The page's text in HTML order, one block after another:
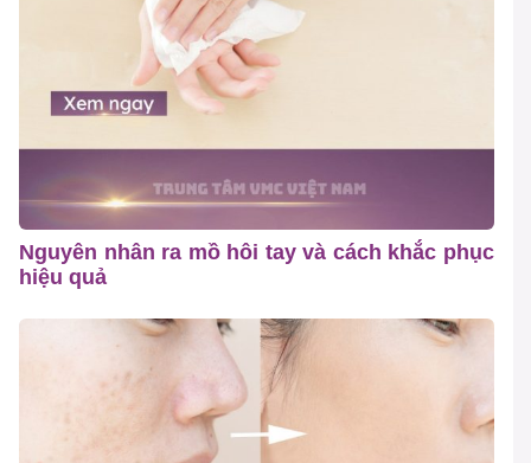
Nguyên nhân ra mồ hôi tay và cách khắc phục
hiệu quả